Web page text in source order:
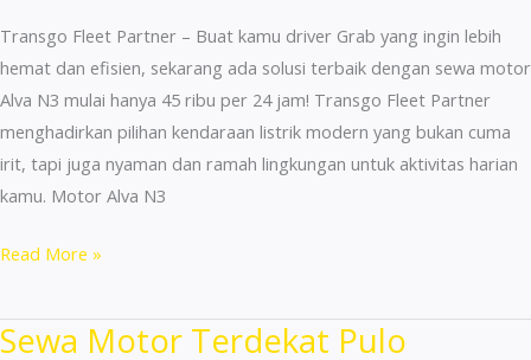
Transgo Fleet Partner – Buat kamu driver Grab yang ingin lebih
hemat dan efisien, sekarang ada solusi terbaik dengan sewa motor
Alva N3 mulai hanya 45 ribu per 24 jam! Transgo Fleet Partner
menghadirkan pilihan kendaraan listrik modern yang bukan cuma
irit, tapi juga nyaman dan ramah lingkungan untuk aktivitas harian
kamu. Motor Alva N3
Sewa
Terdekat
Kembangan
Read More »
Sewa Motor Terdekat Pulo